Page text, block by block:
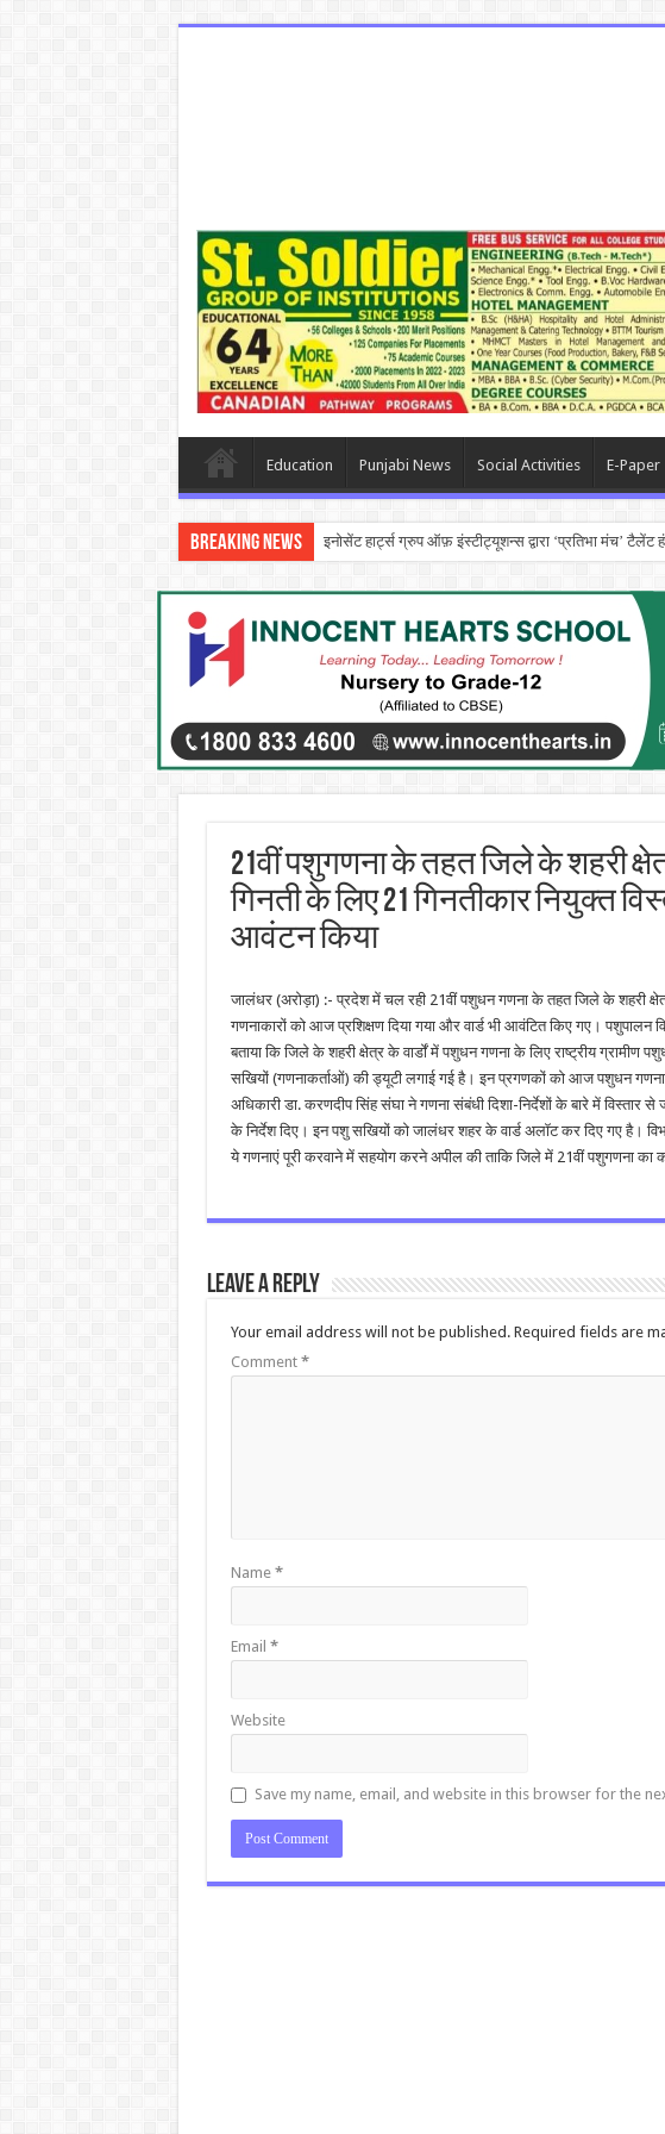
Education Punjabi News Social Activities E-Paper
Breaking News इनोसेंट हार्ट्स ग्रुप ऑफ़ इंस्टीट्यूशन्स द्वारा ‘प्रतिभा मंच’
सीटी ग्रुप ने पांच दिवसीय आरंभ 2026 कार्येक्रम का भव्य
21वीं पशुगणना के तहत जिले के शहरी
गिनती के लिए 21 गिनतीकार नियुक्त
आवंटन किया
जालंधर (अरोड़ा) :- प्रदेश में चल रही 21वीं पशुधन गणना के तहत जिले के शहरी
गणनाकारों को आज प्रशिक्षण दिया गया और वार्ड भी आवंटित किए गए।
बताया कि जिले के शहरी क्षेत्र के वार्डों में पशुधन गणना के लिए राष्ट्रीय ग्रामीण
सखियों (गणनाकर्ताओं) की ड्यूटी लगाई गई है। इन प्रगणकों को आज पशुधन गणना
अधिकारी डा. करणदीप सिंह संघा ने गणना संबंधी दिशा-निर्देशों के बारे में विस्तार
के निर्देश दिए। इन पशु सखियों को जालंधर शहर के वार्ड अलॉट कर दिए गए है।
ये गणनाएं पूरी करवाने में सहयोग करने अपील की ताकि जिले में 21वीं पशुगणना का
Leave a Reply
Your email address will not be published. Required fields are
Comment *
Name *
Email *
Website
Save my name, email, and website in this browser for the